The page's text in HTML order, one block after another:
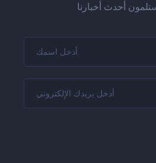
أحدث أخبارنا